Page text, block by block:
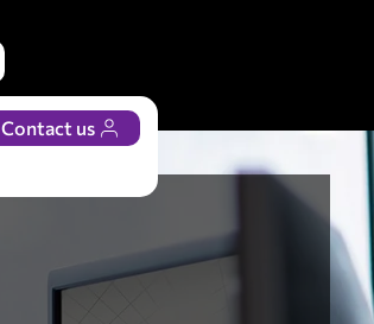
ビジネス
Contact us